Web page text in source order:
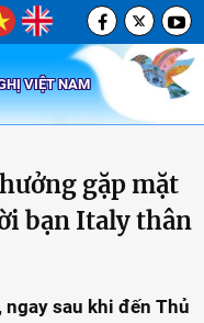
VIỆT NAM
gặp mặt
bạn Italy thân
sau khi đến Thủ